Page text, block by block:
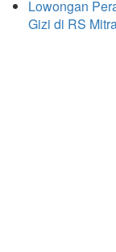
Lowongan
Gizi di RS